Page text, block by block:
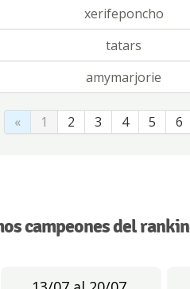
xerifeponcho
tatars
amymarjorie
« 1 2 3 4 5 6
campeones del